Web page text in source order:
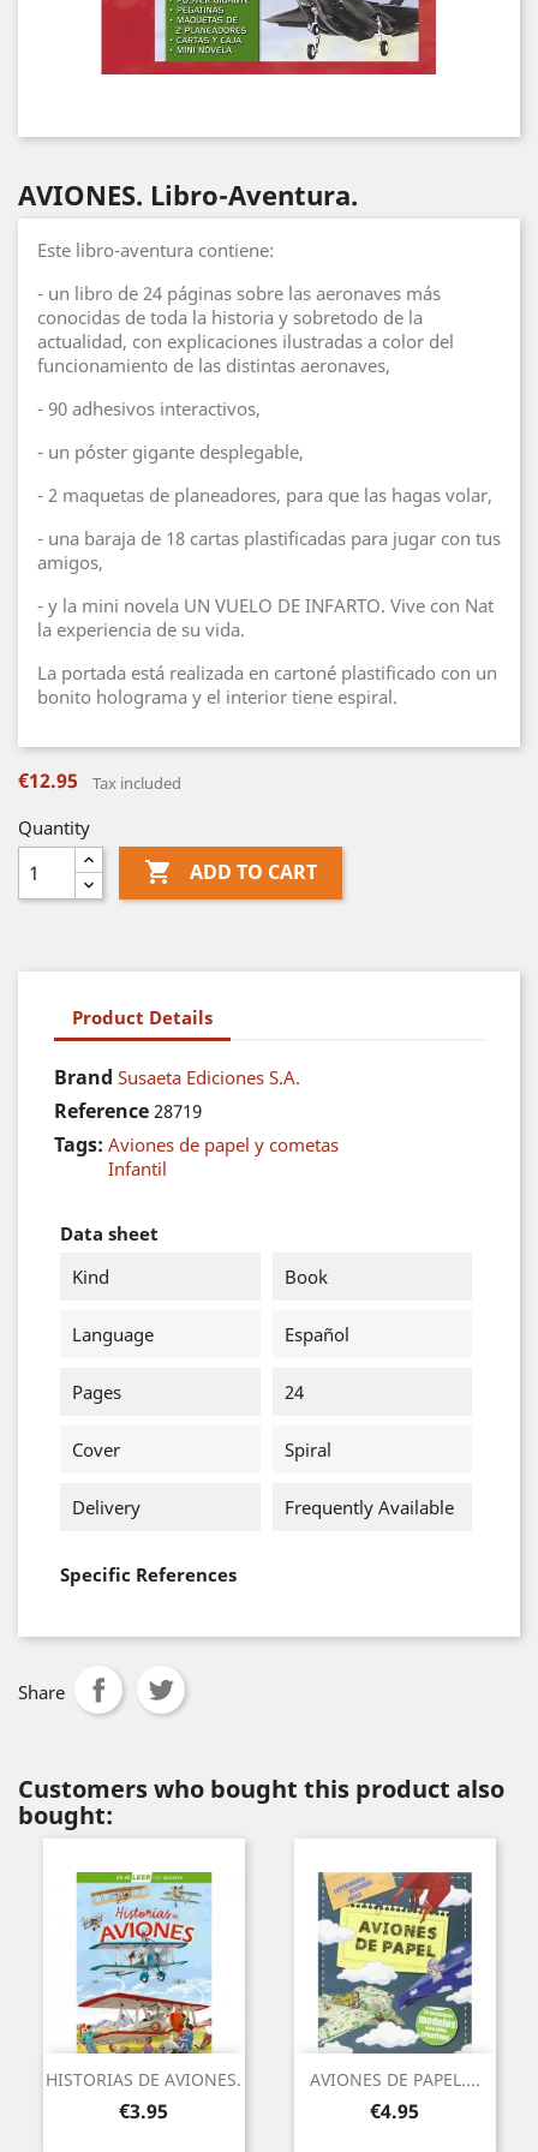
AVIONES. Libro-Aventura.
Este libro-aventura contiene:
- un libro de 24 páginas sobre las aeronaves más
conocidas de toda la historia y sobretodo de la
actualidad, con explicaciones ilustradas a color del
funcionamiento de las distintas aeronaves,
- 90 adhesivos interactivos,
- un póster gigante desplegable,
- 2 maquetas de planeadores, para que las hagas volar,
- una baraja de 18 cartas plastificadas para jugar con tus
amigos,
- y la mini novela UN VUELO DE INFARTO. Vive con Nat
la experiencia de su vida.
La portada está realizada en cartoné plastificado con un
bonito holograma y el interior tiene espiral.
€12.95 Tax included
Quantity
 ADD TO CART
Product Details
Brand Susaeta Ediciones S.A.
Reference 28719
Tags: Aviones de papel y cometas
Infantil
Data sheet
Kind
Book
Language Español
Pages 24
Cover Spiral
Delivery Frequently Available
Specific References
Share
Customers who bought this product also
bought:
HISTORIAS DE AVIONES.
Price
€3.95
AVIONES DE PAPEL....
Price
€4.95